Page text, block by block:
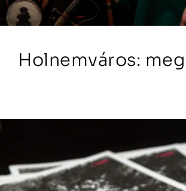
Holnemváros: